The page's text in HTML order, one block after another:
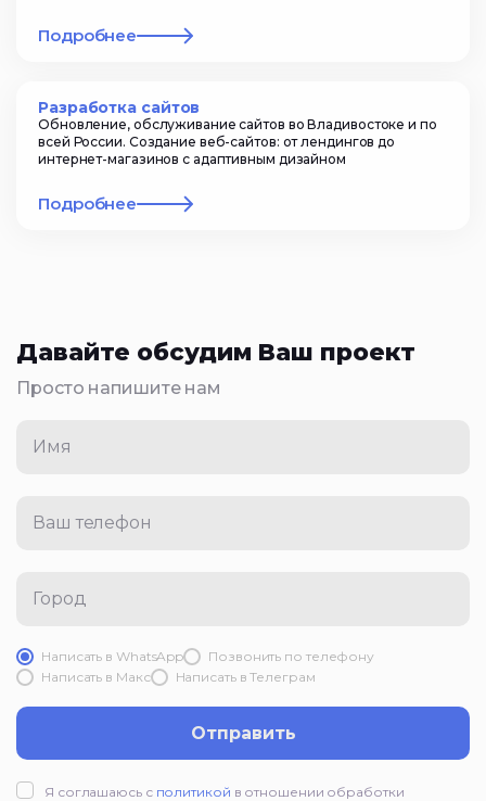
Подробнее
Разработка сайтов
Обновление, обслуживание сайтов во Владивостоке и по
всей России. Создание веб-сайтов: от лендингов до
интернет-магазинов с адаптивным дизайном
Подробнее
Давайте обсудим Ваш проект
Просто напишите нам
Имя
Ваш телефон
Город
Написать в WhatsApp
Позвонить по телефону
Написать в Mакс
Написать в Телеграм
Отправить
Я соглашаюсь с политикой в отношении обработки